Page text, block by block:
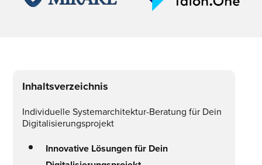
Inhaltsverzeichnis
Individuelle Systemarchitektur-Beratung für Dein
Digitalisierungsprojekt
Innovative Lösungen für Dein